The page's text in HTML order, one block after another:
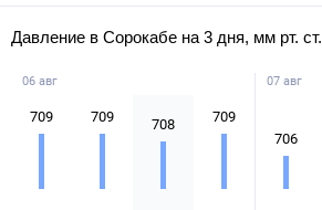
Давление в Сорокабе на 3 дня, мм рт. ст.
06 авг
709 709 708 709
07 авг
706